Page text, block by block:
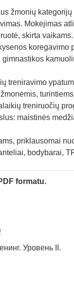
žmonių
Mokėjimas
skirta vaikams.
koregavimo
treniravimo
treniruočių
maistinės
priklausomai
bodybarai,
formatu.
Уровень II.